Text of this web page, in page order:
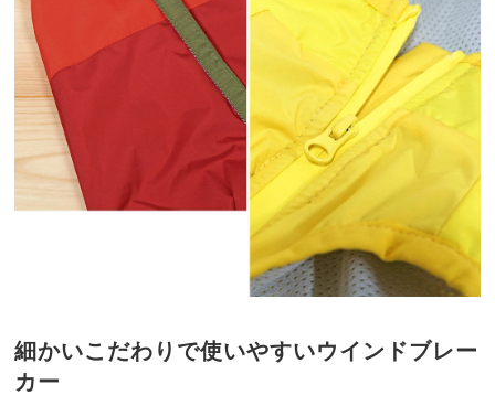
細かいこだわりで使いやすいウインドブレー
カー